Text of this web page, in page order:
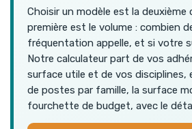
Choisir un modèle est la deuxième
première est le volume : combien
fréquentation appelle, et si votre
Notre calculateur part de vos
surface utile et de vos disciplines,
de postes par famille, la surface
fourchette de budget, avec le